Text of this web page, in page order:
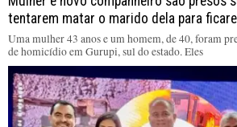
tentarem matar o marido dela para
Uma mulher 43 anos e um homem, de 40, foram
de homicídio em Gurupi, sul do estado. Eles